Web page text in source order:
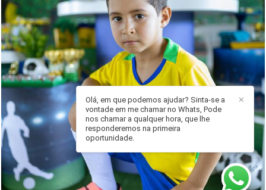
182 0
✕
Olá, em que podemos ajudar? Sinta-se a
vontade em me chamar no Whats, Pode
nos chamar a qualquer hora, que lhe
responderemos na primeira
oportunidade.